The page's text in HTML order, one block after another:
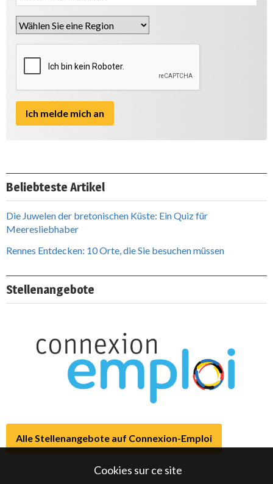
Beliebteste Artikel
Die Juwelen der bretonischen Küste: Ein Quiz für
Meeresliebhaber
Rennes Entdecken: 10 Orte, die Sie besuchen müssen
Stellenangebote
Alle Stellenangebote auf Connexion-Emploi
Cookies sur ce site